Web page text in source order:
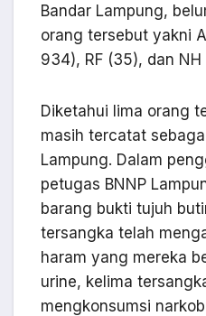
Bandar Lampung,
orang tersebut yakni
934), RF (35), dan NH
Diketahui lima orang
masih tercatat
Lampung. Dalam
petugas BNNP
barang bukti tujuh
tersangka telah
haram yang mereka
urine, kelima
mengkonsumsi